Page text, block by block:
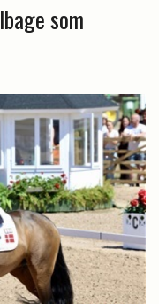
som